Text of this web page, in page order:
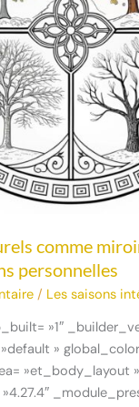
comme
personnelles
/ Les saisons
»1″
»
»et_body_layout